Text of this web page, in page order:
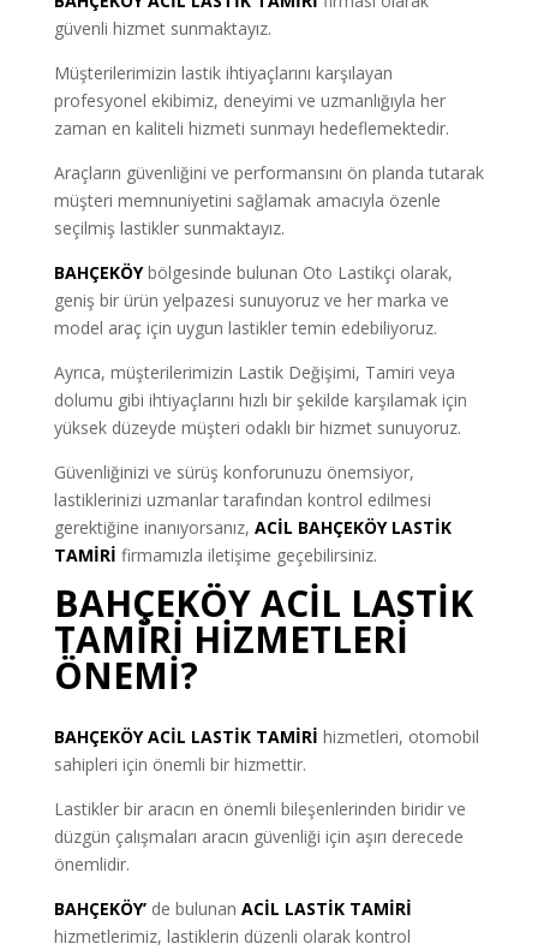
güvenli hizmet sunmaktayız.
Müşterilerimizin lastik ihtiyaçlarını karşılayan
profesyonel ekibimiz, deneyimi ve uzmanlığıyla her
zaman en kaliteli hizmeti sunmayı hedeflemektedir.
Araçların güvenliğini ve performansını ön planda tutarak
müşteri memnuniyetini sağlamak amacıyla özenle
seçilmiş lastikler sunmaktayız.
BAHÇEKÖYbölgesinde bulunan Oto Lastikçi olarak,
geniş bir ürün yelpazesi sunuyoruz ve her marka ve
model araç için uygun lastikler temin edebiliyoruz.
Ayrıca, müşterilerimizin Lastik Değişimi, Tamiri veya
dolumu gibi ihtiyaçlarını hızlı bir şekilde karşılamak için
yüksek düzeyde müşteri odaklı bir hizmet sunuyoruz.
Güvenliğinizi ve sürüş konforunuzu önemsiyor,
lastiklerinizi uzmanlar tarafından kontrol edilmesi
gerektiğine inanıyorsanız, ACİL BAHÇEKÖY LASTİK
TAMİRİ firmamızla iletişime geçebilirsiniz.
BAHÇEKÖY ACİL LASTİK
TAMİRİ HİZMETLERİ
ÖNEMİ?
BAHÇEKÖY ACİL LASTİK TAMİRİ hizmetleri, otomobil
sahipleri için önemli bir hizmettir.
Lastikler bir aracın en önemli bileşenlerinden biridir ve
düzgün çalışmaları aracın güvenliği için aşırı derecede
önemlidir.
BAHÇEKÖY’de bulunan ACİL LASTİK TAMİRİ
hizmetlerimiz, lastiklerin düzenli olarak kontrol